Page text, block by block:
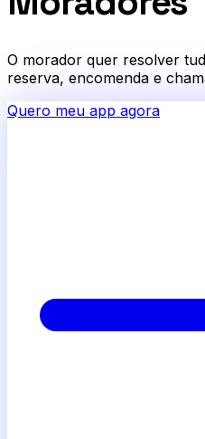
O morador quer resolver
reserva, encomenda e
Quero meu app agora